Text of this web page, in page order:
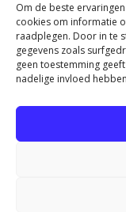
Om de beste
cookies om informatie
raadplegen. Door in te
gegevens zoals
geen toestemming
nadelige invloed